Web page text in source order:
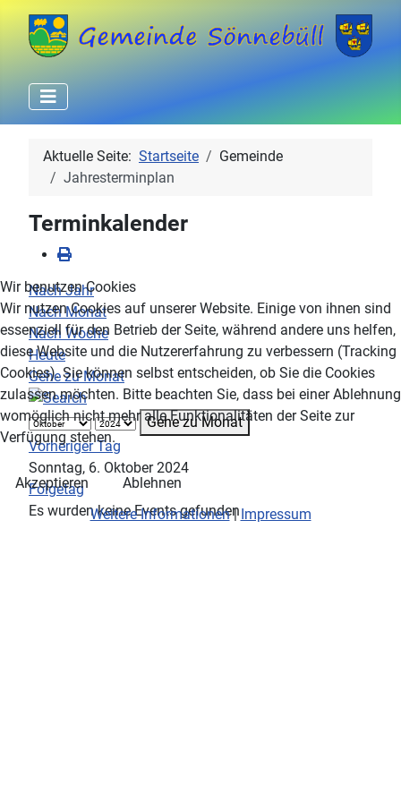
Aktuelle Seite: Startseite
Gemeinde
Jahresterminplan
Terminkalender
Nach Jahr
Nach Monat
Nach Woche
Heute
Gehe zu Monat
Gehe zu Monat
Vorheriger Tag
Sonntag, 6. Oktober 2024
Folgetag
Es wurden keine Events gefunden
Wir benutzen Cookies
Wir nutzen Cookies auf unserer Website. Einige von ihnen sind
essenziell für den Betrieb der Seite, während andere uns helfen,
diese Website und die Nutzererfahrung zu verbessern (Tracking
Cookies). Sie können selbst entscheiden, ob Sie die Cookies
zulassen möchten. Bitte beachten Sie, dass bei einer Ablehnung
womöglich nicht mehr alle Funktionalitäten der Seite zur
Verfügung stehen.
Akzeptieren
Ablehnen
Weitere Informationen|Impressum